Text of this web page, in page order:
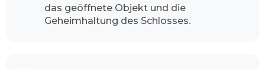
Mit hohen Begeisterung unserer
das geöffnete Objekt und die
Geheimhaltung des Schlosses.